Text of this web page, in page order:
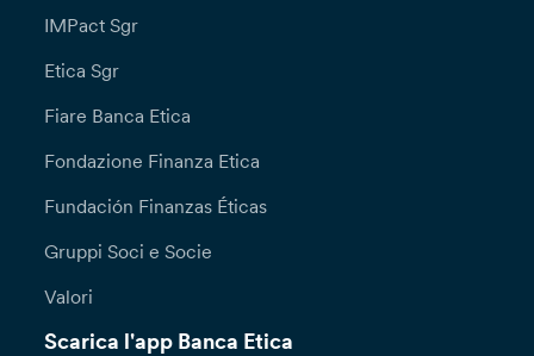
IMPact Sgr
Etica Sgr
Fiare Banca Etica
Fondazione Finanza Etica
Fundación Finanzas Éticas
Gruppi Soci e Socie
Valori
Scarica l'app Banca Etica